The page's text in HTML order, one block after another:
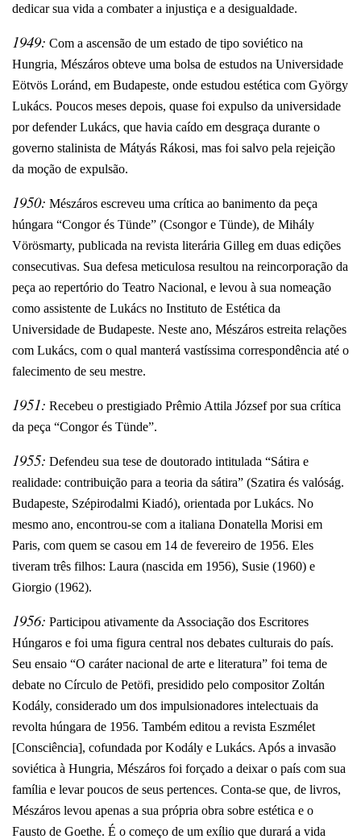
dedicar sua vida a combater a injustiça e a desigualdade.
1949: Com a ascensão de um estado de tipo soviético na
Hungria, Mészáros obteve uma bolsa de estudos na Universidade
Eötvös Loránd, em Budapeste, onde estudou estética com György
Lukács. Poucos meses depois, quase foi expulso da universidade
por defender Lukács, que havia caído em desgraça durante o
governo stalinista de Mátyás Rákosi, mas foi salvo pela rejeição
da moção de expulsão.
1950: Mészáros escreveu uma crítica ao banimento da peça
húngara “Congor és Tünde” (Csongor e Tünde), de Mihály
Vörösmarty, publicada na revista literária Gilleg em duas edições
consecutivas. Sua defesa meticulosa resultou na reincorporação da
peça ao repertório do Teatro Nacional, e levou à sua nomeação
como assistente de Lukács no Instituto de Estética da
Universidade de Budapeste. Neste ano, Mészáros estreita relações
com Lukács, com o qual manterá vastíssima correspondência até o
falecimento de seu mestre.
1951: Recebeu o prestigiado Prêmio Attila József por sua crítica
da peça “Congor és Tünde”.
1955: Defendeu sua tese de doutorado intitulada “Sátira e
realidade: contribuição para a teoria da sátira” (Szatira és valóság.
Budapeste, Szépirodalmi Kiadó), orientada por Lukács. No
mesmo ano, encontrou-se com a italiana Donatella Morisi em
Paris, com quem se casou em 14 de fevereiro de 1956. Eles
tiveram três filhos: Laura (nascida em 1956), Susie (1960) e
Giorgio (1962).
1956: Participou ativamente da Associação dos Escritores
Húngaros e foi uma figura central nos debates culturais do país.
Seu ensaio “O caráter nacional de arte e literatura” foi tema de
debate no Círculo de Petöfi, presidido pelo compositor Zoltán
Kodály, considerado um dos impulsionadores intelectuais da
revolta húngara de 1956. Também editou a revista Eszmélet
[Consciência], cofundada por Kodály e Lukács. Após a invasão
soviética à Hungria, Mészáros foi forçado a deixar o país com sua
família e levar poucos de seus pertences. Conta-se que, de livros,
Mészáros levou apenas a sua própria obra sobre estética e o
Fausto de Goethe. É o começo de um exílio que durará a vida